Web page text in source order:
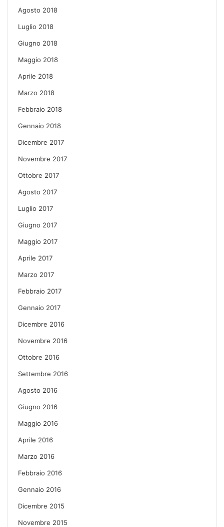
Agosto 2018
Luglio 2018
Giugno 2018
Maggio 2018
Aprile 2018
Marzo 2018
Febbraio 2018
Gennaio 2018
Dicembre 2017
Novembre 2017
Ottobre 2017
Agosto 2017
Luglio 2017
Giugno 2017
Maggio 2017
Aprile 2017
Marzo 2017
Febbraio 2017
Gennaio 2017
Dicembre 2016
Novembre 2016
Ottobre 2016
Settembre 2016
Agosto 2016
Giugno 2016
Maggio 2016
Aprile 2016
Marzo 2016
Febbraio 2016
Gennaio 2016
Dicembre 2015
Novembre 2015